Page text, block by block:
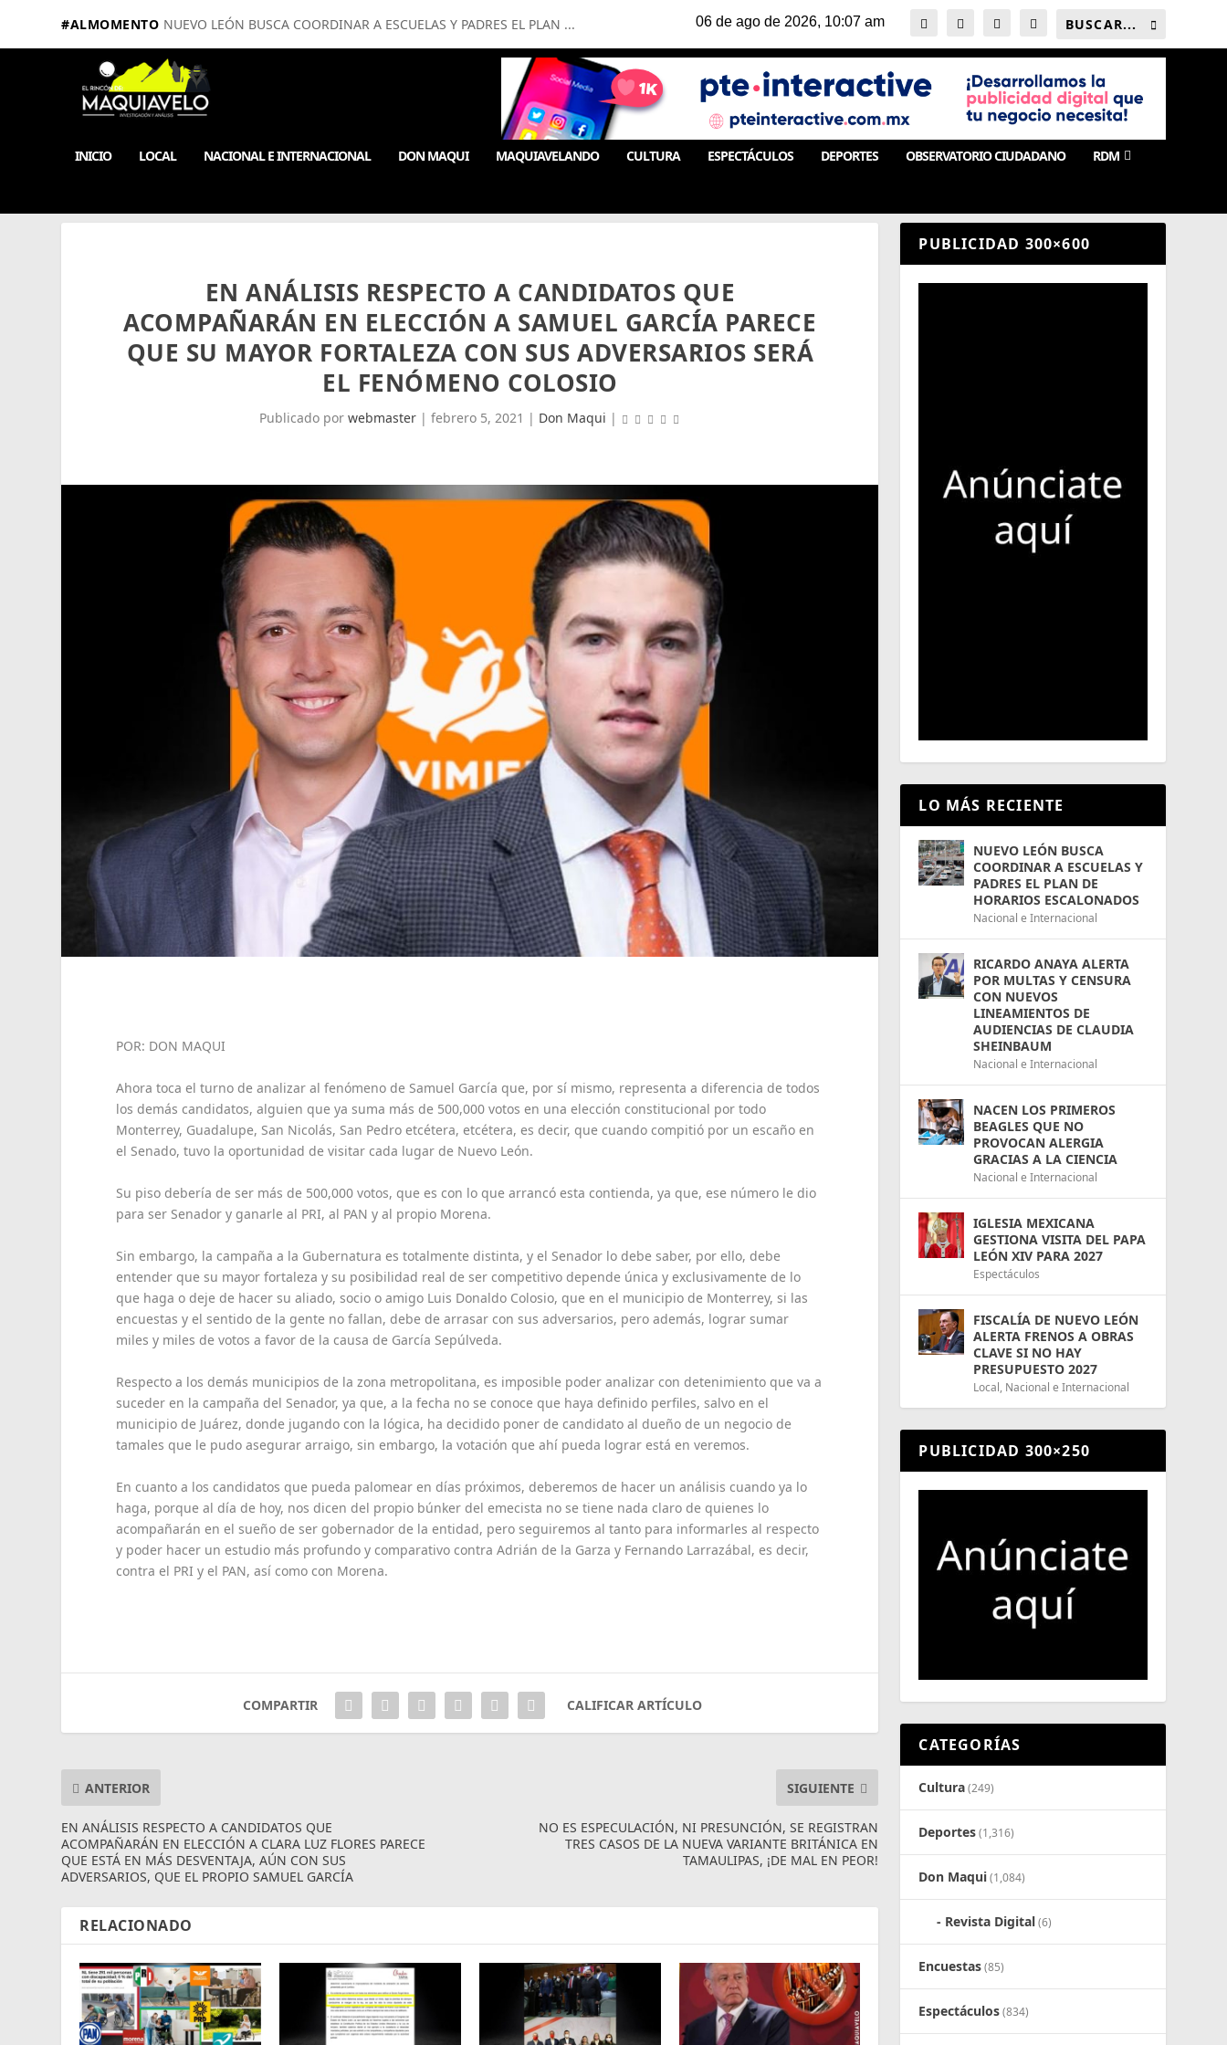
#ALMOMENTO NUEVO LEÓN BUSCA COORDINAR A ESCUELAS Y PADRES EL PLAN ...
INICIO LOCAL NACIONAL E INTERNACIONAL DON MAQUI MAQUIAVELANDO CULTURA ESPECTÁCULOS DEPORTES OBSERVATORIO CIUDADANO RDM
EN ANÁLISIS RESPECTO A CANDIDATOS QUE
ACOMPAÑARÁN EN ELECCIÓN A SAMUEL GARCÍA PARECE
QUE SU MAYOR FORTALEZA CON SUS ADVERSARIOS SERÁ
EL FENÓMENO COLOSIO
Publicado por webmaster| febrero 5, 2021 | Don Maqui |
POR: DON MAQUI
Ahora toca el turno de analizar al fenómeno de Samuel García que, por sí mismo, representa a diferencia de todos
los demás candidatos, alguien que ya suma más de 500,000 votos en una elección constitucional por todo
Monterrey, Guadalupe, San Nicolás, San Pedro etcétera, etcétera, es decir, que cuando compitió por un escaño en
el Senado, tuvo la oportunidad de visitar cada lugar de Nuevo León.
Su piso debería de ser más de 500,000 votos, que es con lo que arrancó esta contienda, ya que, ese número le dio
para ser Senador y ganarle al PRI, al PAN y al propio Morena.
Sin embargo, la campaña a la Gubernatura es totalmente distinta, y el Senador lo debe saber, por ello, debe
entender que su mayor fortaleza y su posibilidad real de ser competitivo depende única y exclusivamente de lo
que haga o deje de hacer su aliado, socio o amigo Luis Donaldo Colosio, que en el municipio de Monterrey, si las
encuestas y el sentido de la gente no fallan, debe de arrasar con sus adversarios, pero además, lograr sumar
miles y miles de votos a favor de la causa de García Sepúlveda.
Respecto a los demás municipios de la zona metropolitana, es imposible poder analizar con detenimiento que va a
suceder en la campaña del Senador, ya que, a la fecha no se conoce que haya definido perfiles, salvo en el
municipio de Juárez, donde jugando con la lógica, ha decidido poner de candidato al dueño de un negocio de
tamales que le pudo asegurar arraigo, sin embargo, la votación que ahí pueda lograr está en veremos.
En cuanto a los candidatos que pueda palomear en días próximos, deberemos de hacer un análisis cuando ya lo
haga, porque al día de hoy, nos dicen del propio búnker del emecista no se tiene nada claro de quienes lo
acompañarán en el sueño de ser gobernador de la entidad, pero seguiremos al tanto para informarles al respecto
y poder hacer un estudio más profundo y comparativo contra Adrián de la Garza y Fernando Larrazábal, es decir,
contra el PRI y el PAN, así como con Morena.
COMPARTIR CALIFICAR ARTÍCULO
ANTERIOR
EN ANÁLISIS RESPECTO A CANDIDATOS QUE
ACOMPAÑARÁN EN ELECCIÓN A CLARA LUZ FLORES PARECE
QUE ESTÁ EN MÁS DESVENTAJA, AÚN CON SUS
ADVERSARIOS, QUE EL PROPIO SAMUEL GARCÍA
SIGUIENTE
NO ES ESPECULACIÓN, NI PRESUNCIÓN, SE REGISTRAN
TRES CASOS DE LA NUEVA VARIANTE BRITÁNICA EN
TAMAULIPAS, ¡DE MAL EN PEOR!
RELACIONADO
PUBLICIDAD 300×600
LO MÁS RECIENTE
NUEVO LEÓN BUSCA
COORDINAR A ESCUELAS Y
PADRES EL PLAN DE
HORARIOS ESCALONADOS
Nacional e Internacional
RICARDO ANAYA ALERTA
POR MULTAS Y CENSURA
CON NUEVOS
LINEAMIENTOS DE
AUDIENCIAS DE CLAUDIA
SHEINBAUM
Nacional e Internacional
NACEN LOS PRIMEROS
BEAGLES QUE NO
PROVOCAN ALERGIA
GRACIAS A LA CIENCIA
Nacional e Internacional
IGLESIA MEXICANA
GESTIONA VISITA DEL PAPA
LEÓN XIV PARA 2027
Espectáculos
FISCALÍA DE NUEVO LEÓN
ALERTA FRENOS A OBRAS
CLAVE SI NO HAY
PRESUPUESTO 2027
Local, Nacional e Internacional
PUBLICIDAD 300×250
CATEGORÍAS
Cultura(249)
Deportes(1,316)
Don Maqui(1,084)
Revista Digital(6)
Encuestas(85)
Espectáculos(834)